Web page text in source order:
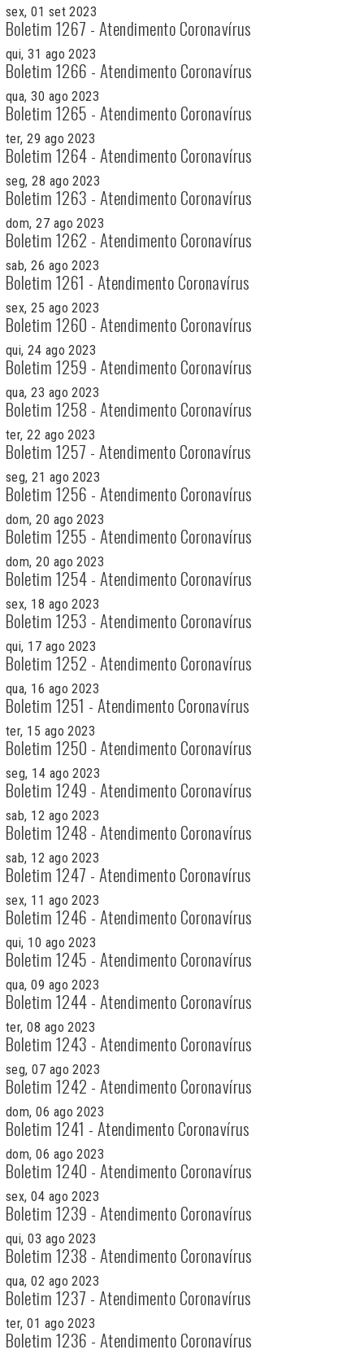
sex, 01 set 2023
Boletim 1267 - Atendimento Coronavírus
qui, 31 ago 2023
Boletim 1266 - Atendimento Coronavírus
qua, 30 ago 2023
Boletim 1265 - Atendimento Coronavírus
ter, 29 ago 2023
Boletim 1264 - Atendimento Coronavírus
seg, 28 ago 2023
Boletim 1263 - Atendimento Coronavírus
dom, 27 ago 2023
Boletim 1262 - Atendimento Coronavírus
sab, 26 ago 2023
Boletim 1261 - Atendimento Coronavírus
sex, 25 ago 2023
Boletim 1260 - Atendimento Coronavírus
qui, 24 ago 2023
Boletim 1259 - Atendimento Coronavírus
qua, 23 ago 2023
Boletim 1258 - Atendimento Coronavírus
ter, 22 ago 2023
Boletim 1257 - Atendimento Coronavírus
seg, 21 ago 2023
Boletim 1256 - Atendimento Coronavírus
dom, 20 ago 2023
Boletim 1255 - Atendimento Coronavírus
dom, 20 ago 2023
Boletim 1254 - Atendimento Coronavírus
sex, 18 ago 2023
Boletim 1253 - Atendimento Coronavírus
qui, 17 ago 2023
Boletim 1252 - Atendimento Coronavírus
qua, 16 ago 2023
Boletim 1251 - Atendimento Coronavírus
ter, 15 ago 2023
Boletim 1250 - Atendimento Coronavírus
seg, 14 ago 2023
Boletim 1249 - Atendimento Coronavírus
sab, 12 ago 2023
Boletim 1248 - Atendimento Coronavírus
sab, 12 ago 2023
Boletim 1247 - Atendimento Coronavírus
sex, 11 ago 2023
Boletim 1246 - Atendimento Coronavírus
qui, 10 ago 2023
Boletim 1245 - Atendimento Coronavírus
qua, 09 ago 2023
Boletim 1244 - Atendimento Coronavírus
ter, 08 ago 2023
Boletim 1243 - Atendimento Coronavírus
seg, 07 ago 2023
Boletim 1242 - Atendimento Coronavírus
dom, 06 ago 2023
Boletim 1241 - Atendimento Coronavírus
dom, 06 ago 2023
Boletim 1240 - Atendimento Coronavírus
sex, 04 ago 2023
Boletim 1239 - Atendimento Coronavírus
qui, 03 ago 2023
Boletim 1238 - Atendimento Coronavírus
qua, 02 ago 2023
Boletim 1237 - Atendimento Coronavírus
ter, 01 ago 2023
Boletim 1236 - Atendimento Coronavírus